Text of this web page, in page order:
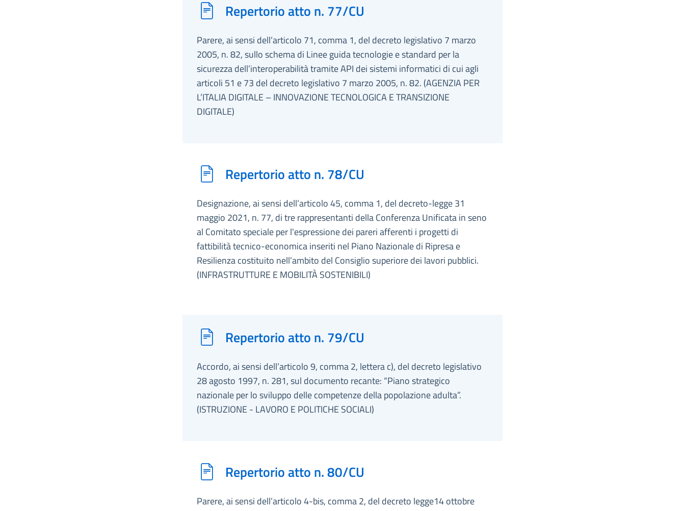
Repertorio atto n. 77/CU
Parere, ai sensi dell’articolo 71, comma 1, del decreto legislativo 7 marzo
2005, n. 82, sullo schema di Linee guida tecnologie e standard per la
sicurezza dell’interoperabilità tramite API dei sistemi informatici di cui agli
articoli 51 e 73 del decreto legislativo 7 marzo 2005, n. 82. (AGENZIA PER
L’ITALIA DIGITALE – INNOVAZIONE TECNOLOGICA E TRANSIZIONE
DIGITALE)
Repertorio atto n. 78/CU
Designazione, ai sensi dell’articolo 45, comma 1, del decreto-legge 31
maggio 2021, n. 77, di tre rappresentanti della Conferenza Unificata in seno
al Comitato speciale per l'espressione dei pareri afferenti i progetti di
fattibilità tecnico-economica inseriti nel Piano Nazionale di Ripresa e
Resilienza costituito nell’ambito del Consiglio superiore dei lavori pubblici.
(INFRASTRUTTURE E MOBILITÀ SOSTENIBILI)
Repertorio atto n. 79/CU
Accordo, ai sensi dell’articolo 9, comma 2, lettera c), del decreto legislativo
28 agosto 1997, n. 281, sul documento recante: “Piano strategico
nazionale per lo sviluppo delle competenze della popolazione adulta”.
(ISTRUZIONE - LAVORO E POLITICHE SOCIALI)
Repertorio atto n. 80/CU
Parere, ai sensi dell’articolo 4-bis, comma 2, del decreto legge14 ottobre